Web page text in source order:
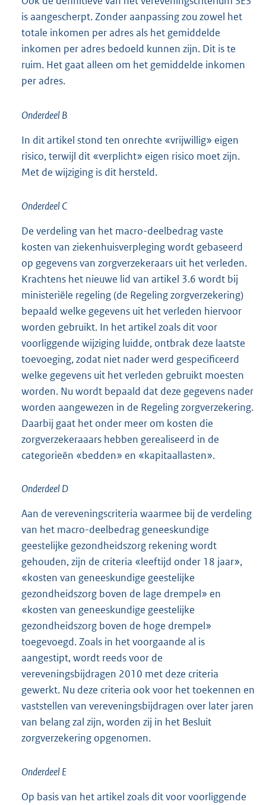
is aangescherpt. Zonder aanpassing zou zowel het
totale inkomen per adres als het gemiddelde
inkomen per adres bedoeld kunnen zijn. Dit is te
ruim. Het gaat alleen om het gemiddelde inkomen
per adres.
Onderdeel B
In dit artikel stond ten onrechte «vrijwillig» eigen
risico, terwijl dit «verplicht» eigen risico moet zijn.
Met de wijziging is dit hersteld.
Onderdeel C
De verdeling van het macro-deelbedrag vaste
kosten van ziekenhuisverpleging wordt gebaseerd
op gegevens van zorgverzekeraars uit het verleden.
Krachtens het nieuwe lid van artikel 3.6 wordt bij
ministeriële regeling (de Regeling zorgverzekering)
bepaald welke gegevens uit het verleden hiervoor
worden gebruikt. In het artikel zoals dit voor
voorliggende wijziging luidde, ontbrak deze laatste
toevoeging, zodat niet nader werd gespecificeerd
welke gegevens uit het verleden gebruikt moesten
worden. Nu wordt bepaald dat deze gegevens nader
worden aangewezen in de Regeling zorgverzekering.
Daarbij gaat het onder meer om kosten die
zorgverzekeraaars hebben gerealiseerd in de
categorieën «bedden» en «kapitaallasten».
Onderdeel D
Aan de vereveningscriteria waarmee bij de verdeling
van het macro-deelbedrag geneeskundige
geestelijke gezondheidszorg rekening wordt
gehouden, zijn de criteria «leeftijd onder 18 jaar»,
«kosten van geneeskundige geestelijke
gezondheidszorg boven de lage drempel» en
«kosten van geneeskundige geestelijke
gezondheidszorg boven de hoge drempel»
toegevoegd. Zoals in het voorgaande al is
aangestipt, wordt reeds voor de
vereveningsbijdragen 2010 met deze criteria
gewerkt. Nu deze criteria ook voor het toekennen en
vaststellen van vereveningsbijdragen over later jaren
van belang zal zijn, worden zij in het Besluit
zorgverzekering opgenomen.
Onderdeel E
Op basis van het artikel zoals dit voor voorliggende